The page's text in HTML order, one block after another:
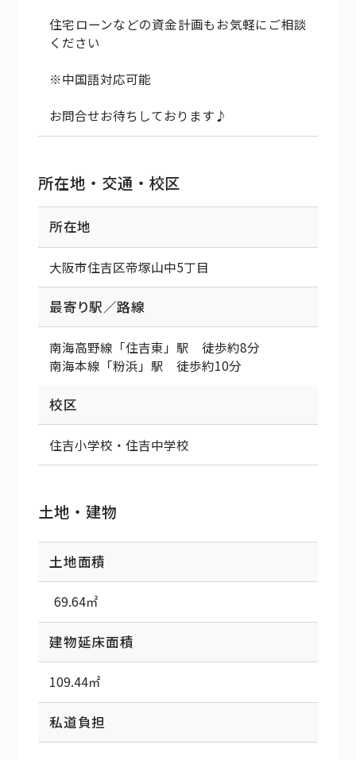
住宅ローンなどの資金計画もお気軽にご相談
ください
※中国語対応可能
お問合せお待ちしております♪
所在地・交通・校区
所在地
大阪市住吉区帝塚山中5丁目
最寄り駅／路線
南海高野線「住吉東」駅 徒歩約8分
南海本線「粉浜」駅 徒歩約10分
校区
住吉小学校・住吉中学校
土地・建物
土地面積
69.64㎡
建物延床面積
109.44㎡
私道負担